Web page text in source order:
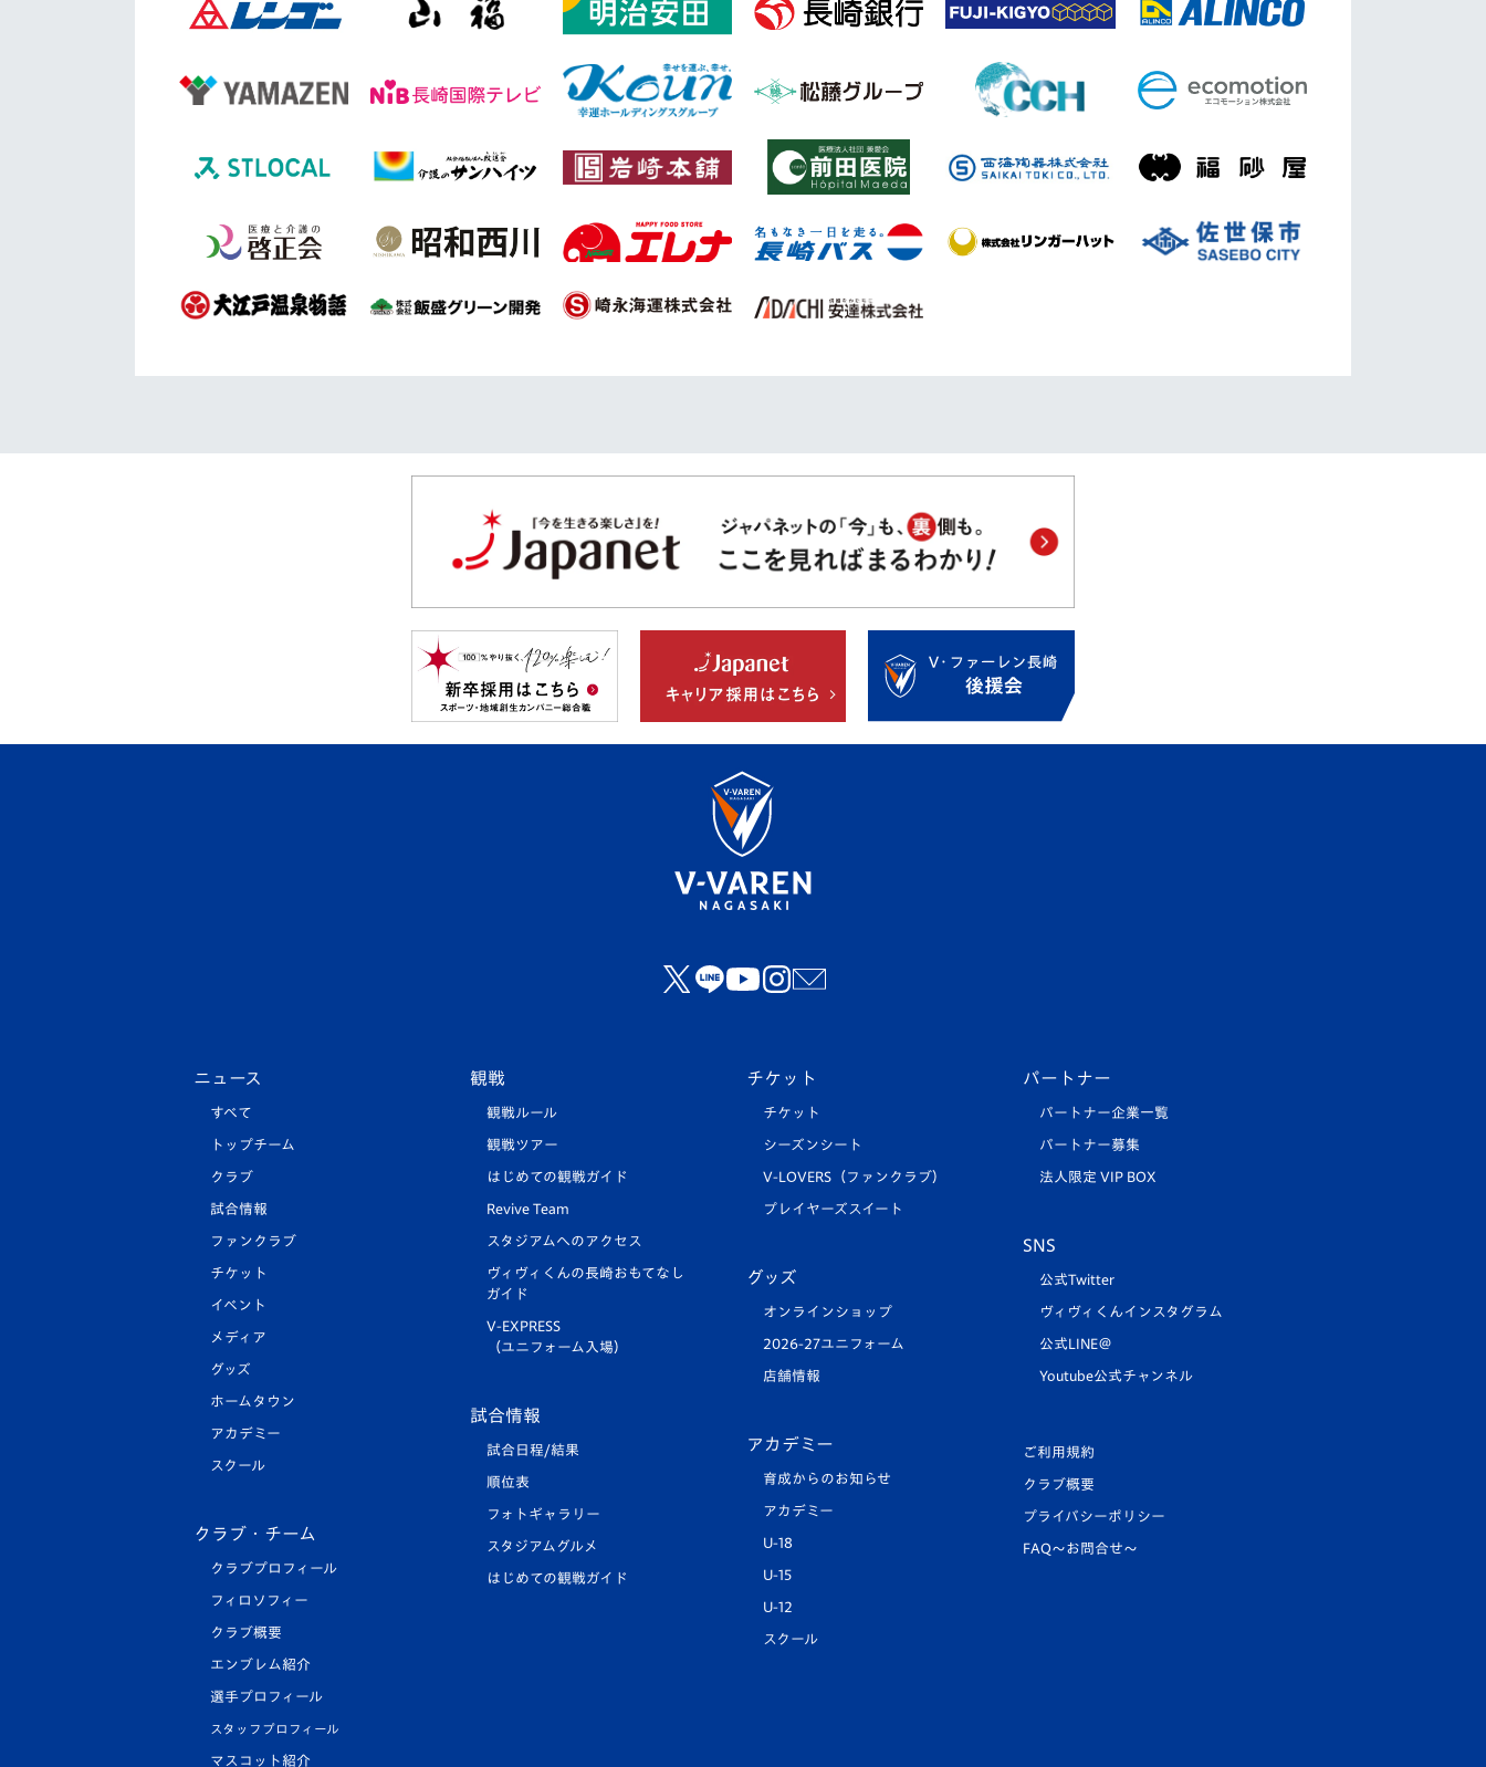
ニュース
すべて
トップチーム
クラブ
試合情報
ファンクラブ
チケット
イベント
メディア
グッズ
ホームタウン
アカデミー
スクール
クラブ・チーム
クラブプロフィール
フィロソフィー
クラブ概要
エンブレム紹介
選手プロフィール
スタッフプロフィール
マスコット紹介
観戦
観戦ルール
観戦ツアー
はじめての観戦ガイド
Revive Team
スタジアムへのアクセス
ヴィヴィくんの長崎おもてなし
ガイド
V-EXPRESS
（ユニフォーム入場）
試合情報
試合日程/結果
順位表
フォトギャラリー
スタジアムグルメ
はじめての観戦ガイド
チケット
チケット
シーズンシート
V-LOVERS（ファンクラブ）
プレイヤーズスイート
グッズ
オンラインショップ
2026-27ユニフォーム
店舗情報
アカデミー
育成からのお知らせ
アカデミー
U-18
U-15
U-12
スクール
パートナー
パートナー企業一覧
パートナー募集
法人限定 VIP BOX
SNS
公式Twitter
ヴィヴィくんインスタグラム
公式LINE＠
Youtube公式チャンネル
ご利用規約
クラブ概要
プライバシーポリシー
FAQ〜お問合せ〜